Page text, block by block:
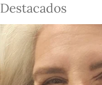
Destacados